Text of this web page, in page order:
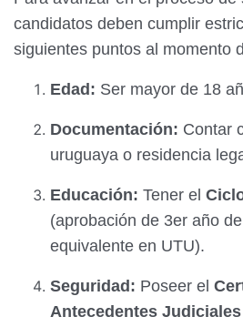
candidatos deben cumplir
siguientes puntos al momento
Edad: Ser mayor de 18
Documentación: Contar
uruguaya o residencia
Educación: Tener el
(aprobación de 3er año
equivalente en UTU).
Seguridad: Poseer el
Antecedentes